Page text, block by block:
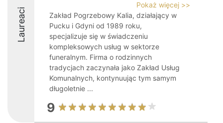
Laureaci
Pokaż więcej >>
Zakład Pogrzebowy Kalia, działający w
Pucku i Gdyni od 1989 roku,
specjalizuje się w świadczeniu
kompleksowych usług w sektorze
funeralnym. Firma o rodzinnych
tradycjach zaczynała jako Zakład Usług
Komunalnych, kontynuując tym samym
długoletnie ...
9